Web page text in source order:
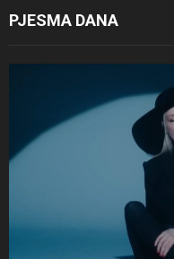
PJESMA DANA